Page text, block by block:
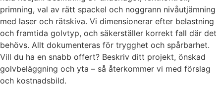
primning, val av rätt spackel och noggrann nivåutjämning
med laser och rätskiva. Vi dimensionerar efter belastning
och framtida golvtyp, och säkerställer korrekt fall där det
behövs. Allt dokumenteras för trygghet och spårbarhet.
Vill du ha en snabb offert? Beskriv ditt projekt, önskad
golvbeläggning och yta – så återkommer vi med förslag
och kostnadsbild.